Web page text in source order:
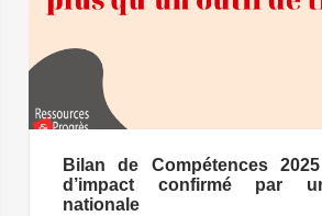
Bilan de Compétences
d’impact confirmé par
nationale